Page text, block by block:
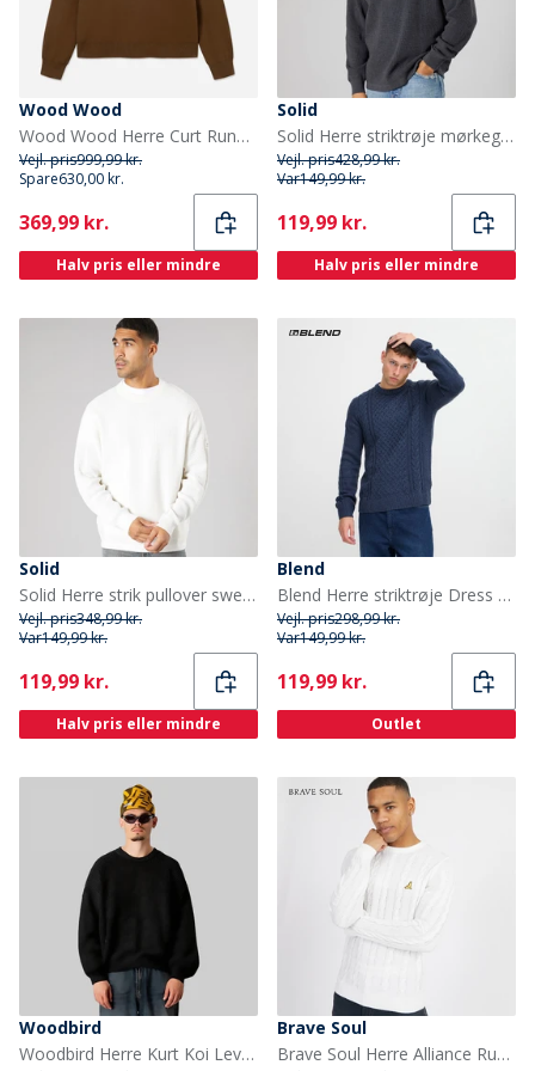
Wood Wood
Wood Wood Herre Curt Rund hals Sweater Desert Palm
Vejl. pris999,99 kr.
Spare630,00 kr.
Current
369,99 kr.
Halv pris eller mindre
Solid
Solid Herre striktrøje mørkegrå melange Dar Grey M
Vejl. pris428,99 kr.
Var149,99 kr.
Current
119,99 kr.
Halv pris eller mindre
Solid
Solid Herre strik pullover sweater Off White
Vejl. pris348,99 kr.
Var149,99 kr.
Current
119,99 kr.
Halv pris eller mindre
Blend
Blend Herre striktrøje Dress Blues
Vejl. pris298,99 kr.
Var149,99 kr.
Current
119,99 kr.
Outlet
Woodbird
Woodbird Herre Kurt Koi Levering Sweater Sort
Brave Soul
Brave Soul Herre Alliance Rundhals Trøje Vintage Hvid